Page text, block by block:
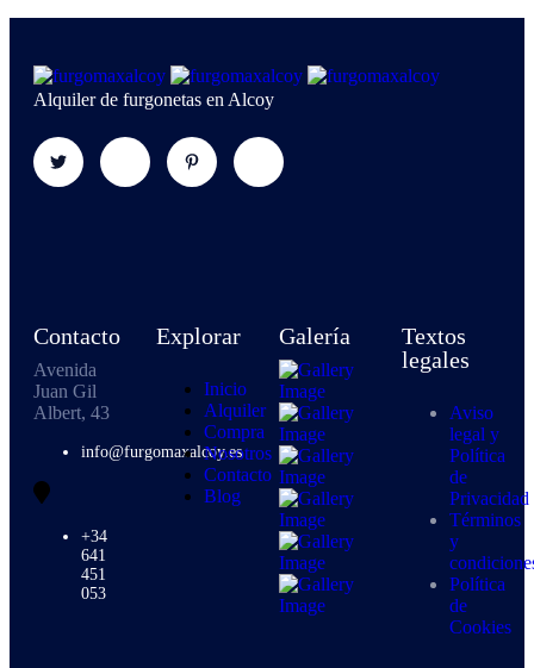
Alquiler de furgonetas en Alcoy
Contacto
Avenida
Juan Gil
Albert, 43
info@furgomaxalcoy.es
+34
641
451
053
Explorar
Inicio
Alquiler
Compra
Nosotros
Contacto
Blog
Galería
Textos
legales
Aviso
legal y
Política
de
Privacidad
Términos
y
Política
de
Cookies